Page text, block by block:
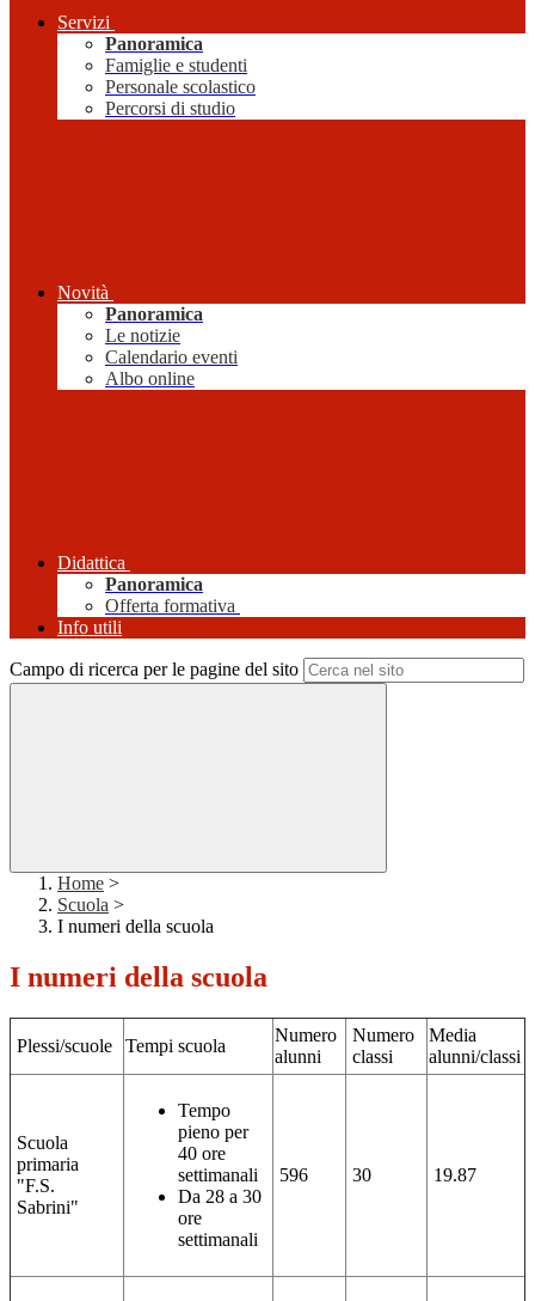
Servizi
Panoramica
Famiglie e studenti
Personale scolastico
Percorsi di studio
Novità
Panoramica
Le notizie
Calendario eventi
Albo online
Didattica
Panoramica
Offerta formativa
Info utili
Campo di ricerca per le pagine del sito
Home >
Scuola >
I numeri della scuola
I numeri della scuola
Plessi/scuole Tempi scuola
Numero
alunni
Numero
classi
Media
alunni/classi
Scuola
primaria
"F.S.
Sabrini"
Tempo
pieno per
40 ore
settimanali
Da 28 a 30
ore
settimanali
596 30 19.87